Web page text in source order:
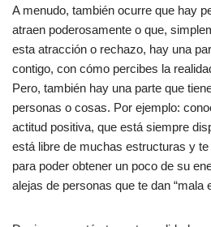
A menudo, también ocurre que hay
atraen poderosamente o que,
esta atracción o rechazo, hay una
contigo, con cómo percibes la
Pero, también hay una parte que
personas o cosas. Por ejemplo:
actitud positiva, que está siempre
está libre de muchas estructuras y
para poder obtener un poco de su
alejas de personas que te dan “mala